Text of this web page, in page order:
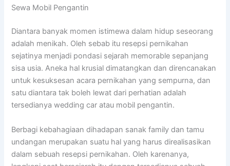
Sewa Mobil Pengantin
Diantara banyak momen istimewa dalam hidup seseorang
adalah menikah. Oleh sebab itu resepsi pernikahan
sejatinya menjadi pondasi sejarah memorable sepanjang
sisa usia. Aneka hal krusial dimatangkan dan direncanakan
untuk kesuksesan acara pernikahan yang sempurna, dan
satu diantara tak boleh lewat dari perhatian adalah
tersedianya wedding car atau mobil pengantin.
Berbagi kebahagiaan dihadapan sanak family dan tamu
undangan merupakan suatu hal yang harus direalisasikan
dalam sebuah resepsi pernikahan. Oleh karenanya,